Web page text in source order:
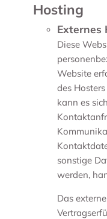
Hosting
Externes
Diese
Website
des
kann es
sonstige
werden,
Das